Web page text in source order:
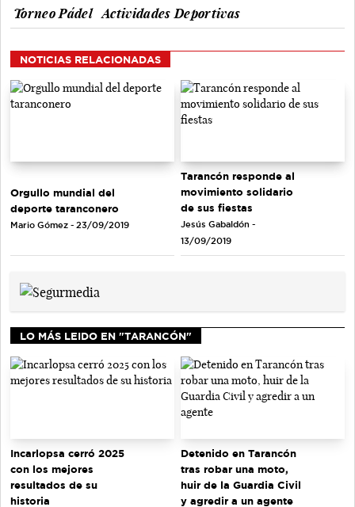
Torneo Pádel
Actividades Deportivas
NOTICIAS RELACIONADAS
Orgullo mundial del
deporte taranconero
Mario Gómez - 23/09/2019
Tarancón responde al
movimiento solidario
de sus fiestas
Jesús Gabaldón -
13/09/2019
LO MÁS LEIDO EN "TARANCÓN"
Incarlopsa cerró 2025
con los mejores
resultados de su
historia
Detenido en Tarancón
tras robar una moto,
huir de la Guardia Civil
y agredir a un agente